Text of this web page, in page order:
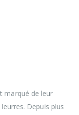
marqué de leur
Depuis plus